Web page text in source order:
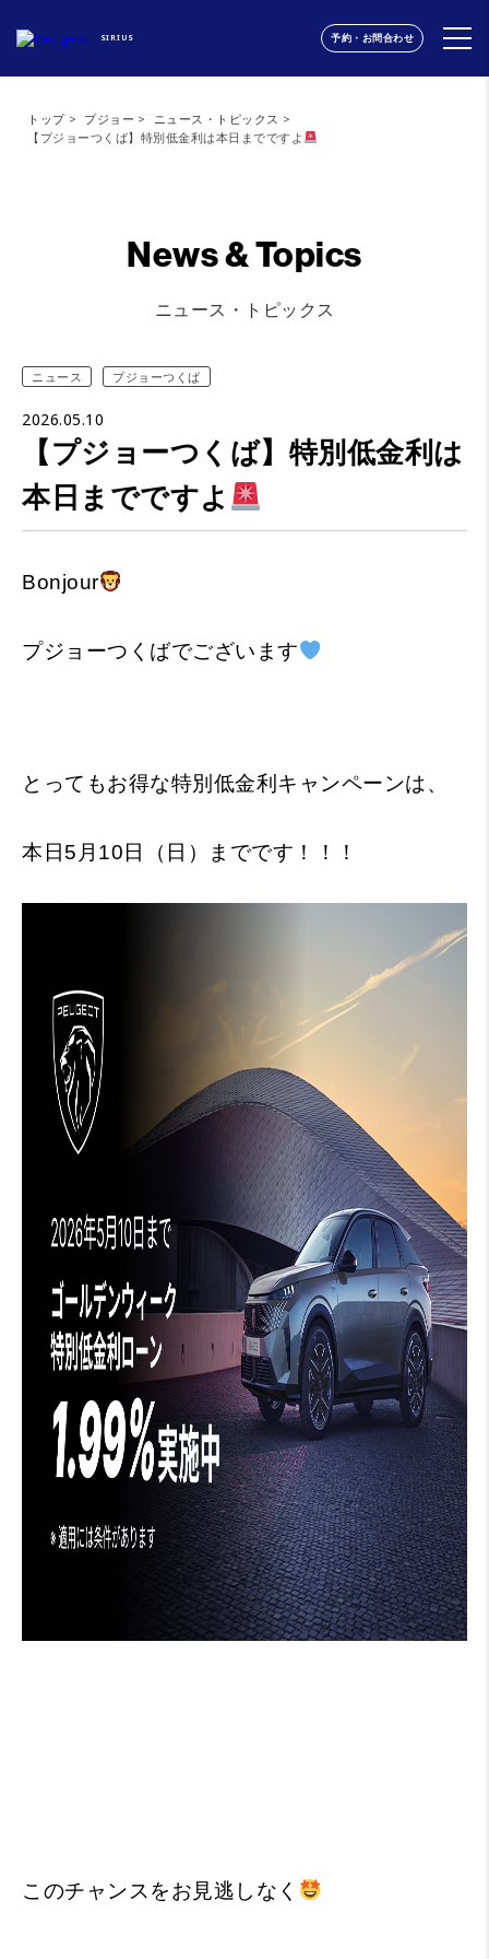
SIRIUS 予約・お問合わせ
トップ プジョー
ニュース・トピックス
【プジョーつくば】特別低金利は本日までですよ
News & Topics
ニュース・トピックス
ニュース プジョーつくば
2026.05.10
【プジョーつくば】特別低金利は
本日までですよ
Bonjour
プジョーつくばでございます
とってもお得な特別低金利キャンペーンは、
本日5月10日（日）までです！！！
このチャンスをお見逃しなく